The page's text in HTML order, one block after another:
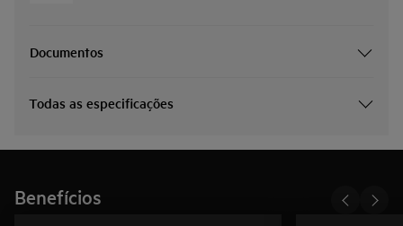
Documentos
Todas as especificações
Benefícios